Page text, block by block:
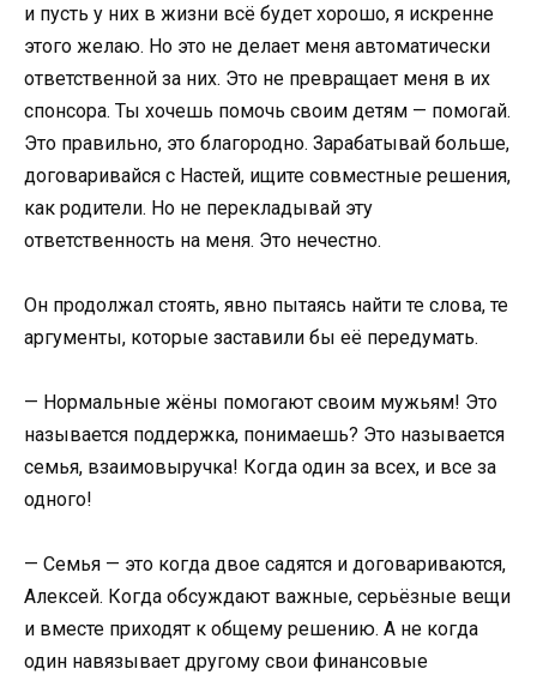
и пусть у них в жизни всё будет хорошо, я искренне
этого желаю. Но это не делает меня автоматически
ответственной за них. Это не превращает меня в их
спонсора. Ты хочешь помочь своим детям — помогай.
Это правильно, это благородно. Зарабатывай больше,
договаривайся с Настей, ищите совместные решения,
как родители. Но не перекладывай эту
ответственность на меня. Это нечестно.
Он продолжал стоять, явно пытаясь найти те слова, те
аргументы, которые заставили бы её передумать.
— Нормальные жёны помогают своим мужьям! Это
называется поддержка, понимаешь? Это называется
семья, взаимовыручка! Когда один за всех, и все за
одного!
— Семья — это когда двое садятся и договариваются,
Алексей. Когда обсуждают важные, серьёзные вещи
и вместе приходят к общему решению. А не когда
один навязывает другому свои финансовые